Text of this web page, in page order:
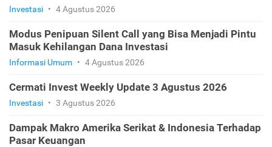
Investasi • 4 Agustus 2026
Modus Penipuan Silent Call yang Bisa Menjadi Pintu
Masuk Kehilangan Dana Investasi
Informasi Umum • 4 Agustus 2026
Cermati Invest Weekly Update 3 Agustus 2026
Investasi • 3 Agustus 2026
Dampak Makro Amerika Serikat & Indonesia Terhadap
Pasar Keuangan